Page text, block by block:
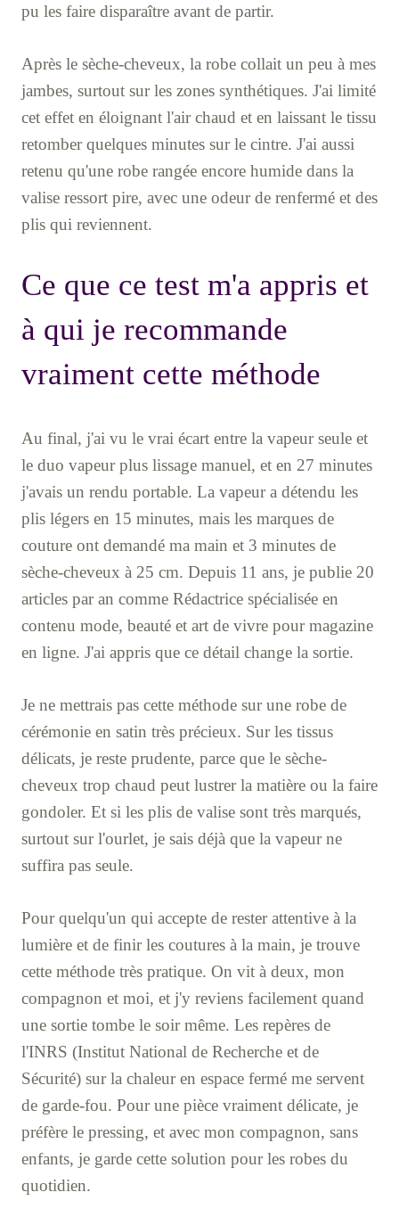
pu les faire disparaître avant de partir.
Après le sèche-cheveux, la robe collait un peu à mes
jambes, surtout sur les zones synthétiques. J'ai limité
cet effet en éloignant l'air chaud et en laissant le tissu
retomber quelques minutes sur le cintre. J'ai aussi
retenu qu'une robe rangée encore humide dans la
valise ressort pire, avec une odeur de renfermé et des
plis qui reviennent.
Ce que ce test m'a appris et
à qui je recommande
vraiment cette méthode
Au final, j'ai vu le vrai écart entre la vapeur seule et
le duo vapeur plus lissage manuel, et en 27 minutes
j'avais un rendu portable. La vapeur a détendu les
plis légers en 15 minutes, mais les marques de
couture ont demandé ma main et 3 minutes de
sèche-cheveux à 25 cm. Depuis 11 ans, je publie 20
articles par an comme Rédactrice spécialisée en
contenu mode, beauté et art de vivre pour magazine
en ligne. J'ai appris que ce détail change la sortie.
Je ne mettrais pas cette méthode sur une robe de
cérémonie en satin très précieux. Sur les tissus
délicats, je reste prudente, parce que le sèche-
cheveux trop chaud peut lustrer la matière ou la faire
gondoler. Et si les plis de valise sont très marqués,
surtout sur l'ourlet, je sais déjà que la vapeur ne
suffira pas seule.
Pour quelqu'un qui accepte de rester attentive à la
lumière et de finir les coutures à la main, je trouve
cette méthode très pratique. On vit à deux, mon
compagnon et moi, et j'y reviens facilement quand
une sortie tombe le soir même. Les repères de
l'INRS (Institut National de Recherche et de
Sécurité) sur la chaleur en espace fermé me servent
de garde-fou. Pour une pièce vraiment délicate, je
préfère le pressing, et avec mon compagnon, sans
enfants, je garde cette solution pour les robes du
quotidien.